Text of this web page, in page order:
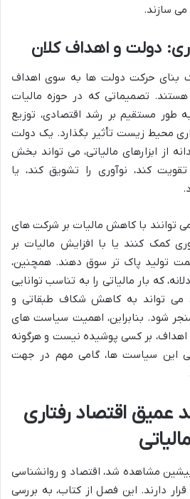
می سازند.
دولت و اهداف کلان
بنای حرکت دولت ها به سوی اهداف
تصمیماتی که در حوزه مالیات
طور مستقیم بر رشد اقتصادی، توزیع
محیط زیست تأثیر بگذارد. یک دولت
از ابزارهای مالیاتی، می تواند بخش
کند، نوآوری را تشویق کند، یا
توانند با کاهش مالیات بر شرکت های
کمک کنند یا با افزایش مالیات بر
تولید پاک تر سوق دهند. همچنین،
که بار مالیاتی را به تناسب توانایی
می تواند به کاهش شکاف طبقاتی و
شود. بنابراین، اهمیت سیاست های
اهداف، بر کسی پوشیده نیست و هرگونه
این سیاست ها، گامی مهم در جهت
اقتصاد رفتاری
مشاهده شد، اقتصاد و روانشناسی
دارند. این فصل از کتاب، به بررسی